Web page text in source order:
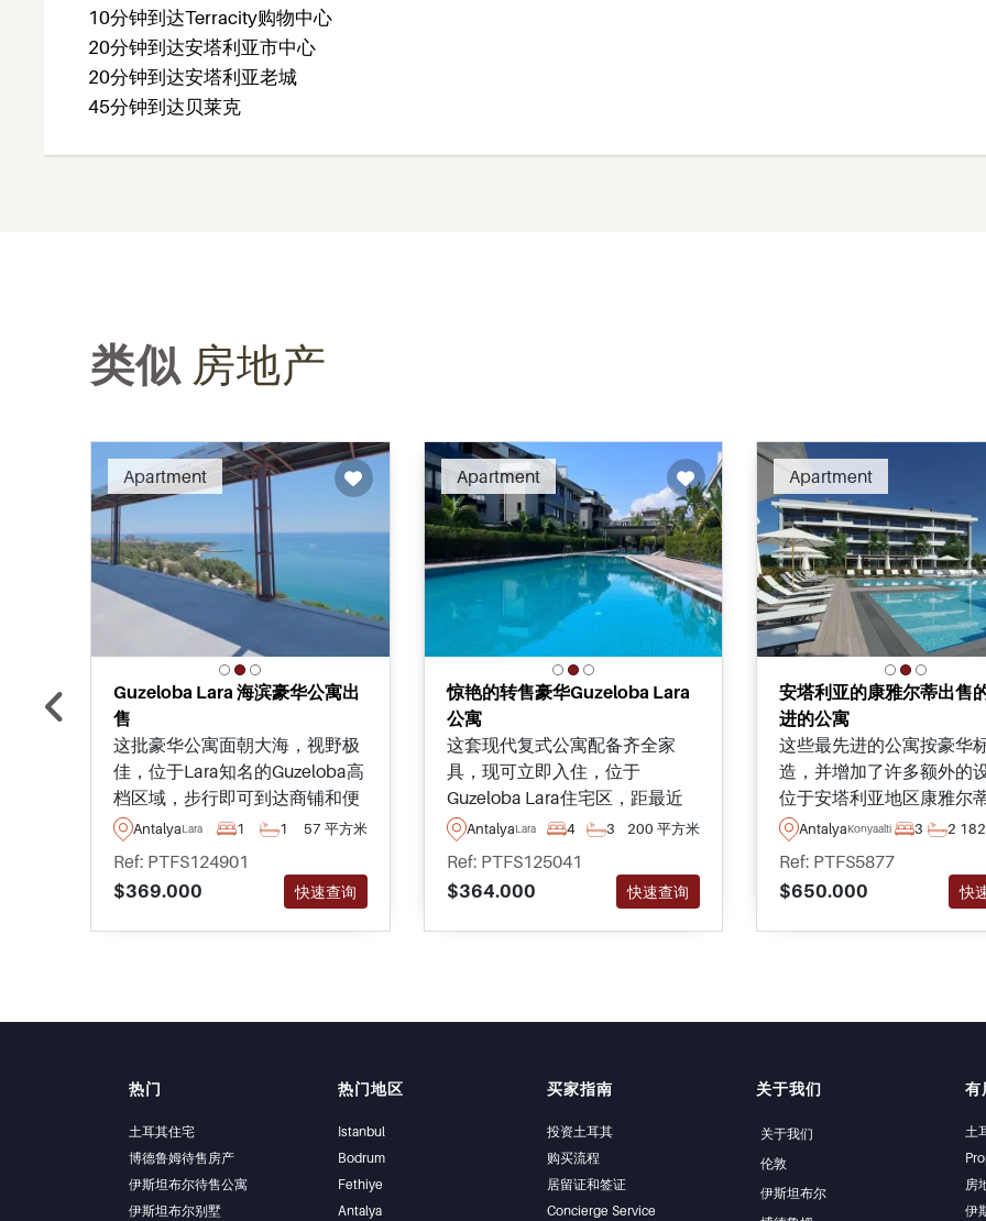
10分钟到达Terracity购物中心
20分钟到达安塔利亚市中心
20分钟到达安塔利亚老城
45分钟到达贝莱克
类似 房地产
Apartment
Recommended
Guzeloba Lara 海滨豪华公寓出
售
这批豪华公寓面朝大海，视野极
佳，位于Lara知名的Guzeloba高
档区域，步行即可到达商铺和便
利设施，即刻可购买。
AntalyaLara 1 1 57 平方米
Ref: PTFS124901
$369.000
快速查询
Apartment
惊艳的转售豪华Guzeloba Lara
公寓
这套现代复式公寓配备齐全家
具，现可立即入住，位于
Guzeloba Lara住宅区，距最近
海滩仅几分钟步行路程，现正出
售。
AntalyaLara 4 3 200 平方米
Ref: PTFS125041
$364.000
快速查询
Apartment
安塔利亚的康雅尔蒂出售
进的公寓
这些最先进的公寓按豪华
造，并增加了许多额外的
位于安塔利亚地区康雅尔
个住宅区，可以使用一系
设施，包括一个游泳池。
AntalyaKonyaalti 3 2
Ref: PTFS5877
$650.000
快
热门
土耳其住宅
博德鲁姆待售房产
伊斯坦布尔待售公寓
伊斯坦布尔别墅
热门地区
Istanbul
Bodrum
Fethiye
Antalya
买家指南
投资土耳其
购买流程
居留证和签证
Concierge Service
关于我们
关于我们
伦敦
伊斯坦布尔
有
土
房
伊